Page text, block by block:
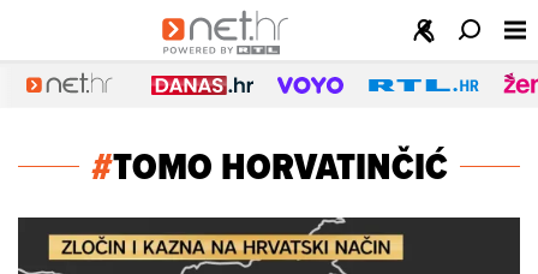
#TOMO HORVATINČIĆ